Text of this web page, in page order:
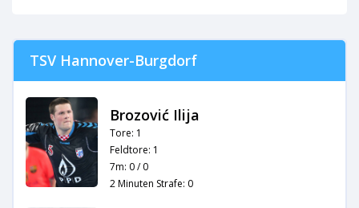
TSV Hannover-Burgdorf
Brozović Ilija
Tore: 1
Feldtore: 1
7m: 0 / 0
2 Minuten Strafe: 0